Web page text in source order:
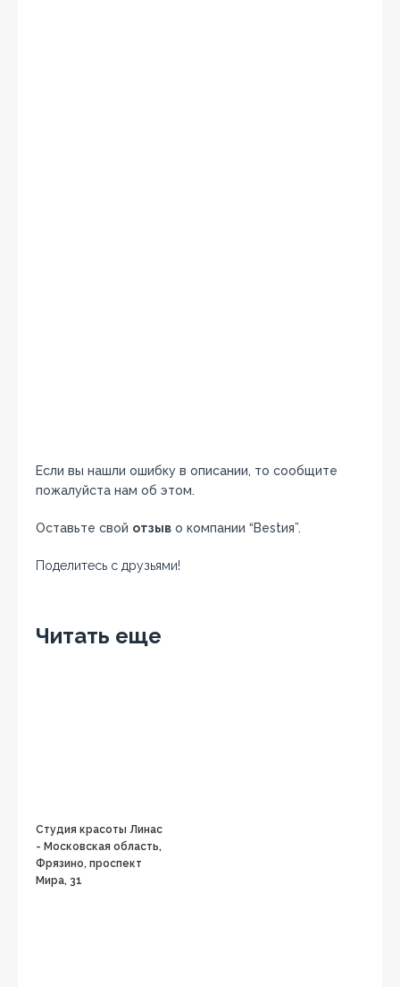
Если вы нашли ошибку в описании, то сообщите
пожалуйста нам об этом.
Оставьте свой отзыв о компании “Bestия”.
Поделитесь с друзьями!
Читать еще
Студия красоты Линас
- Московская область,
Фрязино, проспект
Мира, 31